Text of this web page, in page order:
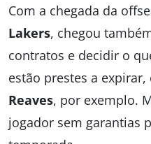
Com a chegada da
Lakers, chegou
contratos e decidir o
estão prestes a
Reaves, por exemplo.
jogador sem garantias